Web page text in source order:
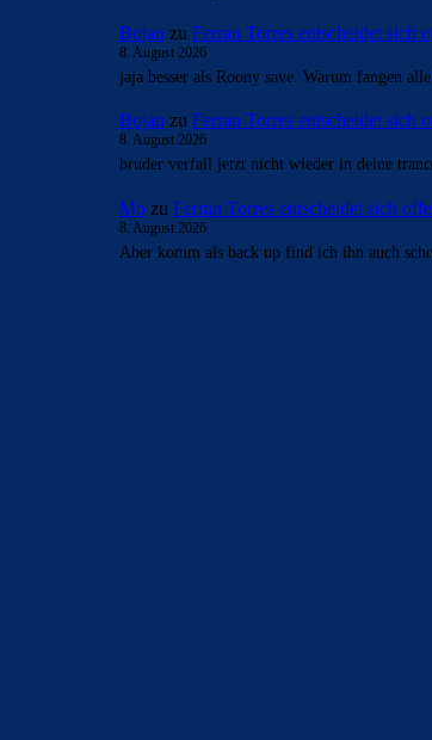
Bojan zu Ferran Torres entscheidet sich
8. August 2026
jaja besser als Roony save. Warum fangen
Bojan zu Ferran Torres entscheidet sich
8. August 2026
bruder verfall jetzt nicht wieder in deine
Mo zu Ferran Torres entscheidet sich
8. August 2026
Aber komm als back up find ich ihn auch